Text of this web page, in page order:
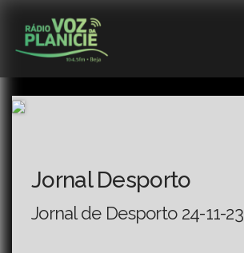
Jornal Desporto
Jornal de Desporto 24-11-23